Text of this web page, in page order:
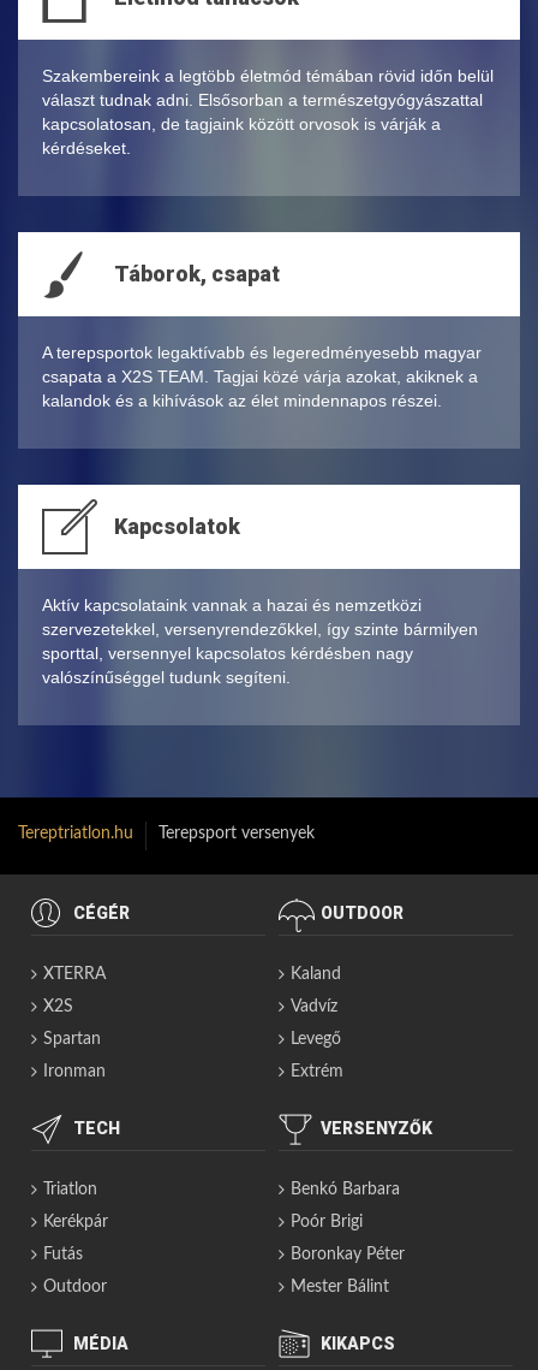
Szakembereink a legtöbb életmód témában rövid időn belül
választ tudnak adni. Elsősorban a természetgyógyászattal
kapcsolatosan, de tagjaink között orvosok is várják a
kérdéseket.
Táborok, csapat
A terepsportok legaktívabb és legeredményesebb magyar
csapata a X2S TEAM. Tagjai közé várja azokat, akiknek a
kalandok és a kihívások az élet mindennapos részei.
Kapcsolatok
Aktív kapcsolataink vannak a hazai és nemzetközi
szervezetekkel, versenyrendezőkkel, így szinte bármilyen
sporttal, versennyel kapcsolatos kérdésben nagy
valószínűséggel tudunk segíteni.
Tereptriatlon.hu Terepsport versenyek
CÉGÉR
XTERRA
X2S
Spartan
Ironman
OUTDOOR
Kaland
Vadvíz
Levegő
Extrém
TECH
Triatlon
Kerékpár
Futás
Outdoor
VERSENYZŐK
Benkó Barbara
Poór Brigi
Boronkay Péter
Mester Bálint
MÉDIA KIKAPCS